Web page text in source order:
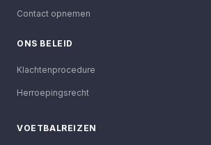
Contact opnemen
ONS BELEID
Klachtenprocedure
Herroepingsrecht
VOETBALREIZEN